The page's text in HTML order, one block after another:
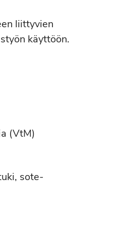
liittyvien
käyttöön.
(VtM)
sote-